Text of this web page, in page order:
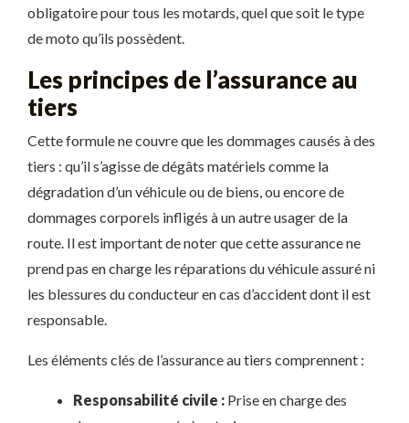
obligatoire pour tous les motards, quel que soit le type
de moto qu’ils possèdent.
Les principes de l’assurance au
tiers
Cette formule ne couvre que les dommages causés à des
tiers : qu’il s’agisse de dégâts matériels comme la
dégradation d’un véhicule ou de biens, ou encore de
dommages corporels infligés à un autre usager de la
route. Il est important de noter que cette assurance ne
prend pas en charge les réparations du véhicule assuré ni
les blessures du conducteur en cas d’accident dont il est
responsable.
Les éléments clés de l’assurance au tiers comprennent :
Responsabilité civile :Prise en charge des